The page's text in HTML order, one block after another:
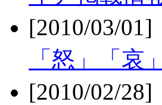
[2010/03/
「怒」「哀
[2010/02/